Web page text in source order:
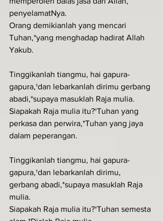
penyelamatNya.
Orang demikianlah yang mencari
Tuhan,*yang menghadap hadirat Allah
Yakub.
Tinggikanlah tiangmu, hai gapura-
gapura,†dan lebarkanlah dirimu gerbang
abadi,*supaya masuklah Raja mulia.
Siapakah Raja mulia itu?†Tuhan yang
perkasa dan perwira,*Tuhan yang jaya
dalam peperangan.
Tinggikanlah tiangmu, hai gapura-
gapura,†dan lebarkanlah dirimu,
gerbang abadi,*supaya masuklah Raja
mulia.
Siapakah Raja mulia itu?†Tuhan semesta